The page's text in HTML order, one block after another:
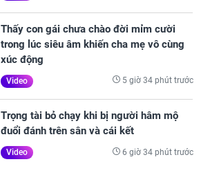
Thấy con gái chưa chào đời mỉm cười
trong lúc siêu âm khiến cha mẹ vô cùng
xúc động
Video 5 giờ 34 phút trước
Trọng tài bỏ chạy khi bị người hâm mộ
đuổi đánh trên sân và cái kết
Video 6 giờ 34 phút trước